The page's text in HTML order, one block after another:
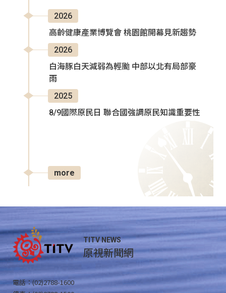
2026
高齡健康產業博覽會 桃園館開幕見新趨勢
2026
白海豚白天減弱為輕颱 中部以北有局部豪
雨
2025
8/9國際原民日 聯合國強調原民知識重要性
more
TITV NEWS
原視新聞網
電話：(02)2788-1600